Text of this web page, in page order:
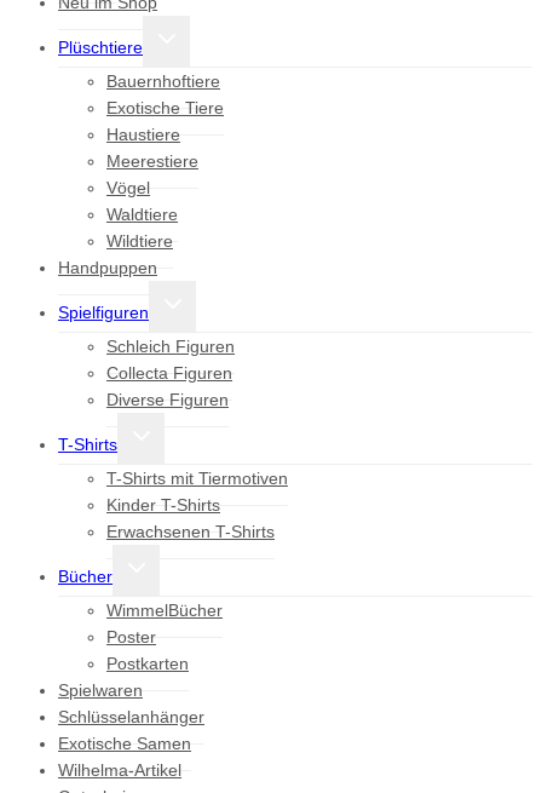
Plüschtiere
Bauernhoftiere
Exotische Tiere
Haustiere
Meerestiere
Vögel
Waldtiere
Wildtiere
Handpuppen
Spielfiguren
Schleich Figuren
Collecta Figuren
Diverse Figuren
T-Shirts
T-Shirts mit Tiermotiven
Kinder T-Shirts
Erwachsenen T-Shirts
Bücher
WimmelBücher
Poster
Postkarten
Spielwaren
Schlüsselanhänger
Exotische Samen
Wilhelma-Artikel